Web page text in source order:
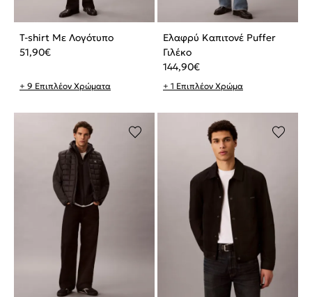
T-shirt Με Λογότυπο
51,90€
+ 9 Επιπλέον Χρώματα
Ελαφρύ Καπιτονέ Puffer
Γιλέκο
144,90€
+ 1 Επιπλέον Χρώμα